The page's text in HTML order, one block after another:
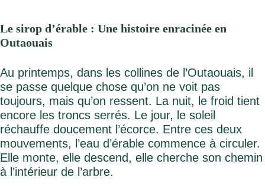
Le sirop d’érable : Une histoire enracinée en
Outaouais
Au printemps, dans les collines de l’Outaouais, il
se passe quelque chose qu’on ne voit pas
toujours, mais qu’on ressent. La nuit, le froid tient
encore les troncs serrés. Le jour, le soleil
réchauffe doucement l’écorce. Entre ces deux
mouvements, l’eau d’érable commence à circuler.
Elle monte, elle descend, elle cherche son chemin
à l’intérieur de l’arbre.